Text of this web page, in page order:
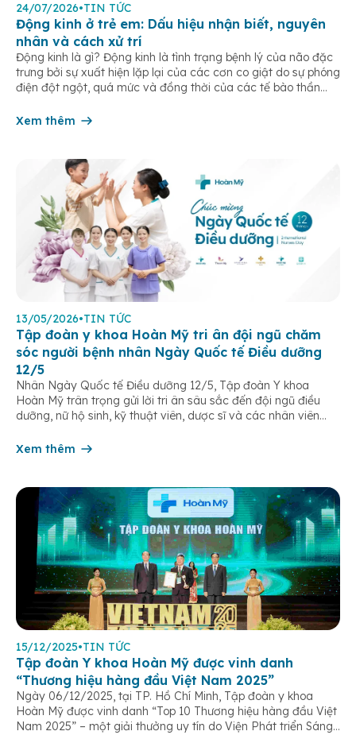
24/07/2026•TIN TỨC
Động kinh ở trẻ em: Dấu hiệu nhận biết, nguyên
nhân và cách xử trí
Động kinh là gì? Động kinh là tình trạng bệnh lý của não đặc
trưng bởi sự xuất hiện lặp lại của các cơn co giật do sự phóng
điện đột ngột, quá mức và đồng thời của các tế bào thần
Xem thêm
13/05/2026•TIN TỨC
Tập đoàn y khoa Hoàn Mỹ tri ân đội ngũ chăm
sóc người bệnh nhân Ngày Quốc tế Điều dưỡng
12/5
Nhân Ngày Quốc tế Điều dưỡng 12/5, Tập đoàn Y khoa
Hoàn Mỹ trân trọng gửi lời tri ân sâu sắc đến đội ngũ điều
dưỡng, nữ hộ sinh, kỹ thuật viên, dược sĩ và các nhân viên
âm thầm đồng hành trên […]
Xem thêm
15/12/2025•TIN TỨC
Tập đoàn Y khoa Hoàn Mỹ được vinh danh
“Thương hiệu hàng đầu Việt Nam 2025”
Ngày 06/12/2025, tại TP. Hồ Chí Minh, Tập đoàn y khoa
Hoàn Mỹ được vinh danh “Top 10 Thương hiệu hàng đầu Việt
Nam 2025” – một giải thưởng uy tín do Viện Phát triển Sáng